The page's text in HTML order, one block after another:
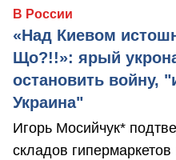
В России
«Над Киевом
Що?!!»: ярый
остановить войну,
Украина"
Игорь Мосийчук*
складов